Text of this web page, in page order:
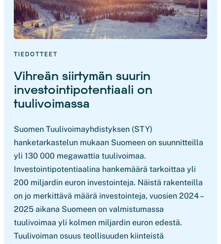
TIEDOTTEET
Vihreän siirtymän suurin
investointipotentiaali on
tuulivoimassa
Suomen Tuulivoimayhdistyksen (STY)
hanketarkastelun mukaan Suomeen on suunnitteilla
yli 130 000 megawattia tuulivoimaa.
Investointipotentiaalina hankemäärä tarkoittaa yli
200 miljardin euron investointeja. Näistä rakenteilla
on jo merkittävä määrä investointeja, vuosien 2024 –
2025 aikana Suomeen on valmistumassa
tuulivoimaa yli kolmen miljardin euron edestä.
Tuulivoiman osuus teollisuuden kiinteistä